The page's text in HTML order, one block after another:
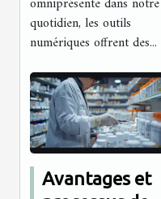
surveiller votre
santé
quotidien, les outils
numériques offrent des...
Avantages et